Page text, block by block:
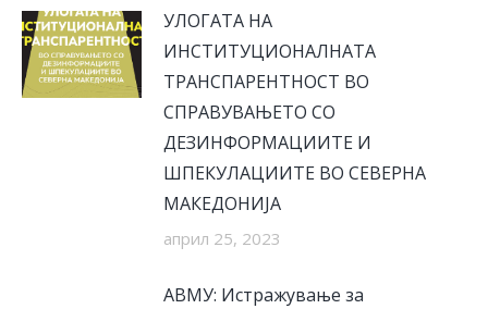
УЛОГАТА НА
ИНСТИТУЦИОНАЛНАТА
ТРАНСПАРЕНТНОСТ ВО
СПРАВУВАЊЕТО СО
ДЕЗИНФОРМАЦИИТЕ И
ШПЕКУЛАЦИИТЕ ВО СЕВЕРНА
МАКЕДОНИЈА
април 25, 2023
АВМУ: Истражување за